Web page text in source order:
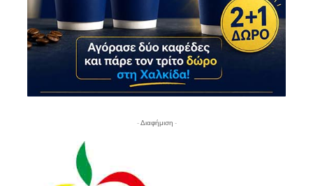
- Διαφήμιση -